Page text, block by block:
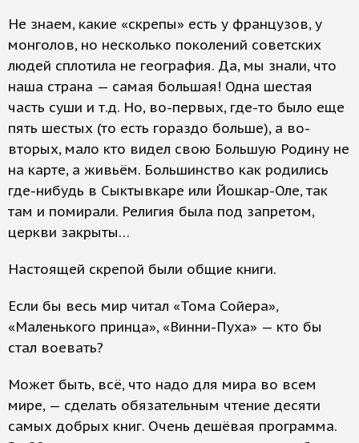
Не знаем, какие «скрепы» есть у французов, у
монголов, но несколько поколений советских
людей сплотила не география. Да, мы знали, что
наша страна — самая большая! Одна шестая
часть суши и т.д. Но, во-первых, где-то было еще
пять шестых (то есть гораздо больше), а во-
вторых, мало кто видел свою Большую Родину не
на карте, а живьём. Большинство как родились
где-нибудь в Сыктывкаре или Йошкар-Оле, так
там и помирали. Религия была под запретом,
церкви закрыты…
Настоящей скрепой были общие книги.
Если бы весь мир читал «Тома Сойера»,
«Маленького принца», «Винни-Пуха» — кто бы
стал воевать?
Может быть, всё, что надо для мира во всем
мире, — сделать обязательным чтение десяти
самых добрых книг. Очень дешёвая программа.